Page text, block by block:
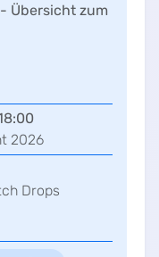
Übersicht zum
2026
Drops